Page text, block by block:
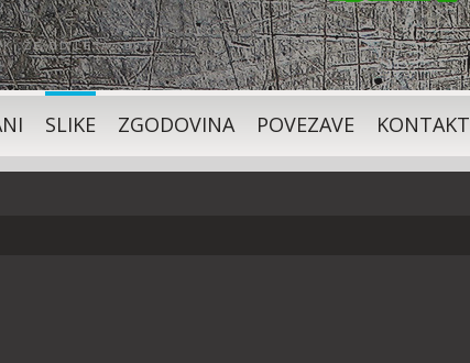
ŽE OD LETA 1982
SLIKE ZGODOVINA POVEZAVE KONTAKT